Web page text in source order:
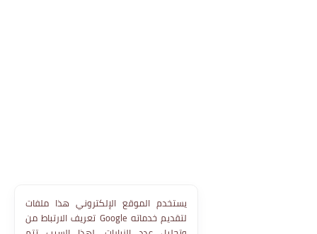
يستخدم الموقع الإلكتروني هذا ملفات
تعريف الارتباط من Google لتقديم خدماته